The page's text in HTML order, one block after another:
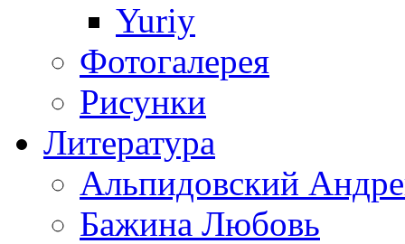
Yuriy
Фотогалерея
Рисунки
Литература
Альпидовский
Бажина Любовь